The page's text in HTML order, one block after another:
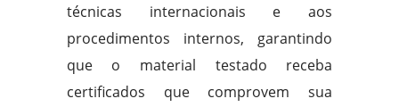
técnicas internacionais e aos
procedimentos internos, garantindo
que o material testado receba
certificados que comprovem sua